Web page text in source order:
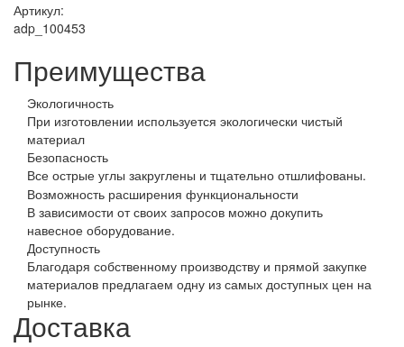
Артикул:
adp_100453
Преимущества
Экологичность
При изготовлении используется экологически чистый
материал
Безопасность
Все острые углы закруглены и тщательно отшлифованы.
Возможность расширения функциональности
В зависимости от своих запросов можно докупить
навесное оборудование.
Доступность
Благодаря собственному производству и прямой закупке
материалов предлагаем одну из самых доступных цен на
рынке.
Доставка